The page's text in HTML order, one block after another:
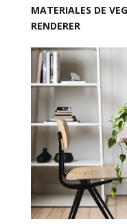
MATERIALES DE
RENDERER